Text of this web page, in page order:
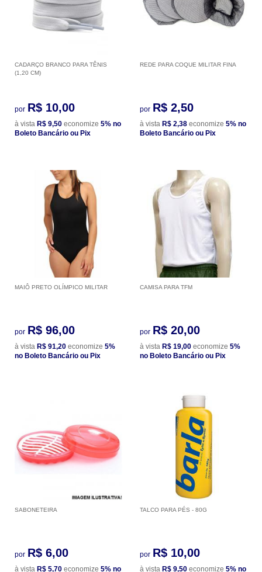
CADARÇO BRANCO PARA TÊNIS
(1,20 CM)
por R$ 10,00
à vista R$ 9,50 economize 5% no
Boleto Bancário ou Pix
REDE PARA COQUE MILITAR FINA
por R$ 2,50
à vista R$ 2,38 economize 5% no
Boleto Bancário ou Pix
MAIÔ PRETO OLÍMPICO MILITAR
por R$ 96,00
à vista R$ 91,20 economize 5%
no Boleto Bancário ou Pix
CAMISA PARA TFM
por R$ 20,00
à vista R$ 19,00 economize 5%
no Boleto Bancário ou Pix
SABONETEIRA
por R$ 6,00
à vista R$ 5,70 economize 5% no
TALCO PARA PÉS - 80G
por R$ 10,00
à vista R$ 9,50 economize 5% no